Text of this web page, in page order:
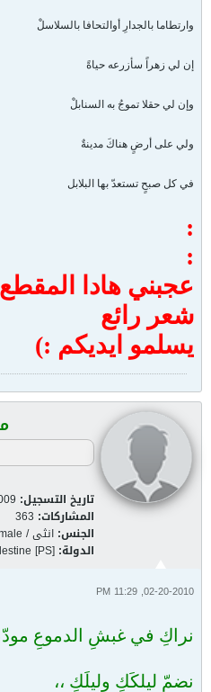
وارتطاما بالجدارِ أوالتحافا بالسلاسلْ
إن لي زهراً سأزرعه حياةً
وإن لي حقلا تموجُ به السنابلْ
ولي على أرضٍ هناكَ مدينةٌ
في كل صبحٍ تستعدّ بها البلابل
:
:
عجبني هادا المقطع
شعر رائع
يسلمو ايديكم :)
تاريخ التسجيل:
المشاركات: 363
الجنس: انثى / Female
الدولة: [PS]
02-20-2010, 11:29 PM
نراكِ في غبشِ الدموعِ
نضمّ ليلكَكِ وليلَكِ ،،